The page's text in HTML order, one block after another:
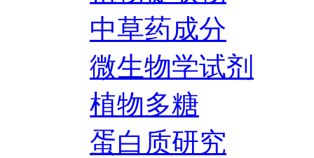
中草药成分
微生物学试剂
植物多糖
蛋白质研究